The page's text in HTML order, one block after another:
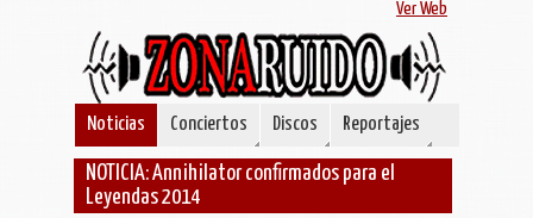
Ver Web
Noticias Conciertos Discos Reportajes
NOTICIA: Annihilator confirmados para el
Leyendas 2014